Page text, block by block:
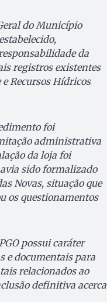
do Município
da
registros existentes
Recursos Hídricos
foi
administrativa
da loja foi
sido formalizado
Novas, situação que
os questionamentos
possui caráter
e documentais para
relacionados ao
definitiva acerca